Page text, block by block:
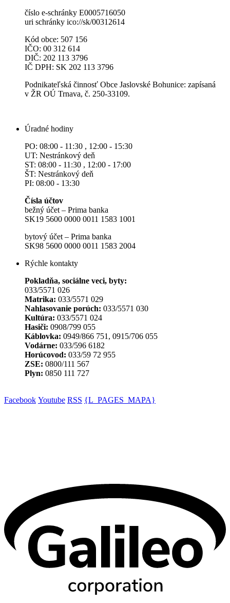
číslo e-schránky E0005716050
uri schránky ico://sk/00312614
Kód obce: 507 156
IČO: 00 312 614
DIČ: 202 113 3796
IČ DPH: SK 202 113 3796
Podnikateľská činnosť Obce Jaslovské Bohunice: zapísaná
v ŽR OÚ Trnava, č. 250-33109.
Úradné hodiny
PO: 08:00 - 11:30 , 12:00 - 15:30
UT: Nestránkový deň
ST: 08:00 - 11:30 , 12:00 - 17:00
ŠT: Nestránkový deň
PI: 08:00 - 13:30
Čísla účtov
bežný účet – Prima banka
SK19 5600 0000 0011 1583 1001
bytový účet – Prima banka
SK98 5600 0000 0011 1583 2004
Rýchle kontakty
Pokladňa, sociálne veci, byty:
033/5571 026
Matrika: 033/5571 029
Nahlasovanie porúch: 033/5571 030
Kultúra: 033/5571 024
Hasiči: 0908/799 055
Káblovka: 0949/866 751, 0915/706 055
Vodárne: 033/596 6182
Horúcovod: 033/59 72 955
ZSE: 0800/111 567
Plyn: 0850 111 727
Facebook Youtube RSS {L_PAGES_MAPA}